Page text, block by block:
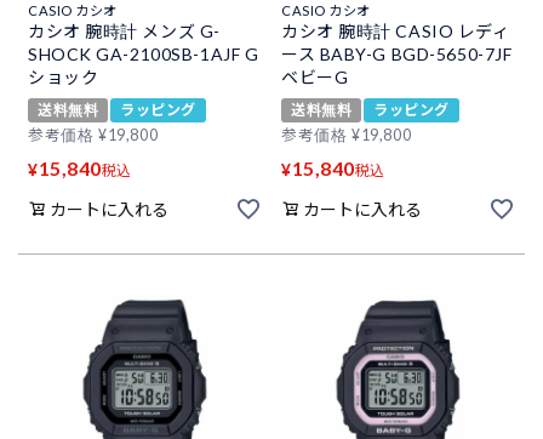
CASIO カシオ
カシオ 腕時計 メンズ G-
SHOCK GA-2100SB-1AJF G
ショック
送料無料
ラッピング
参考価格 ¥19,800
¥15,840税込
カートに入れる
CASIO カシオ
カシオ 腕時計 CASIO レディ
ース BABY-G BGD-5650-7JF
ベビーG
送料無料
ラッピング
参考価格 ¥19,800
¥15,840税込
カートに入れる